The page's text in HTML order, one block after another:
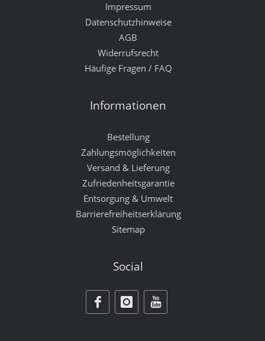
Impressum
Datenschutzhinweise
AGB
Widerrufsrecht
Häufige Fragen / FAQ
Informationen
Bestellung
Zahlungsmöglichkeiten
Versand & Lieferung
Zufriedenheitsgarantie
Entsorgung & Umwelt
Barrierefreiheitserklärung
Sitemap
Social